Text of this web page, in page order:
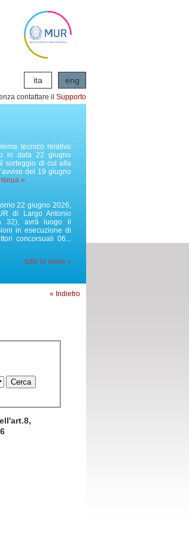
eng
ita
contattare il Supporto
tecnico relativo
in data 22 giugno
sorteggio di cui alla
del 19 giugno
»
22 giugno 2026,
di Largo Antonio
32), avrà luogo il
in esecuzione di
concorsuali 06...
tutte le news »
« Indietro